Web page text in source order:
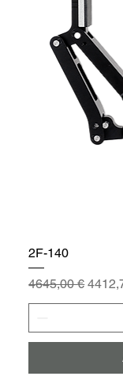
2F-140
Prezzo regolare
4645,00 €